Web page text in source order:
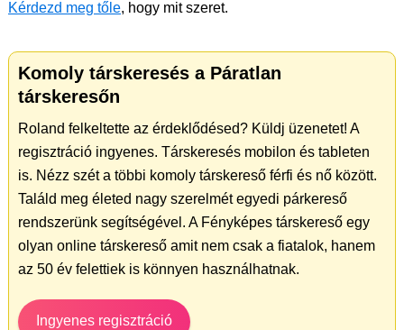
Kérdezd meg tőle, hogy mit szeret.
Komoly társkeresés a Páratlan
társkeresőn
Roland felkeltette az érdeklődésed? Küldj üzenetet! A
regisztráció ingyenes. Társkeresés mobilon és tableten
is. Nézz szét a többi komoly társkereső férfi és nő között.
Találd meg életed nagy szerelmét egyedi párkereső
rendszerünk segítségével. A Fényképes társkereső egy
olyan online társkereső amit nem csak a fiatalok, hanem
az 50 év felettiek is könnyen használhatnak.
Ingyenes regisztráció